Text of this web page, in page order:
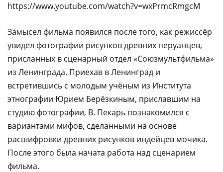
https://www.youtube.com/watch?v=wxPrmcRmgcM
Замысел фильма появился после того, как режиссёр
увидел фотографии рисунков древних перуанцев,
присланных в сценарный отдел «Союзмультфильма»
из Ленинграда. Приехав в Ленинград и
встретившись с молодым учёным из Института
этнографии Юрием Берёзкиным, приславшим на
студию фотографии, В. Пекарь познакомился с
вариантами мифов, сделанными на основе
расшифровки древних рисунков индейцев мочика.
После этого была начата работа над сценарием
фильма.